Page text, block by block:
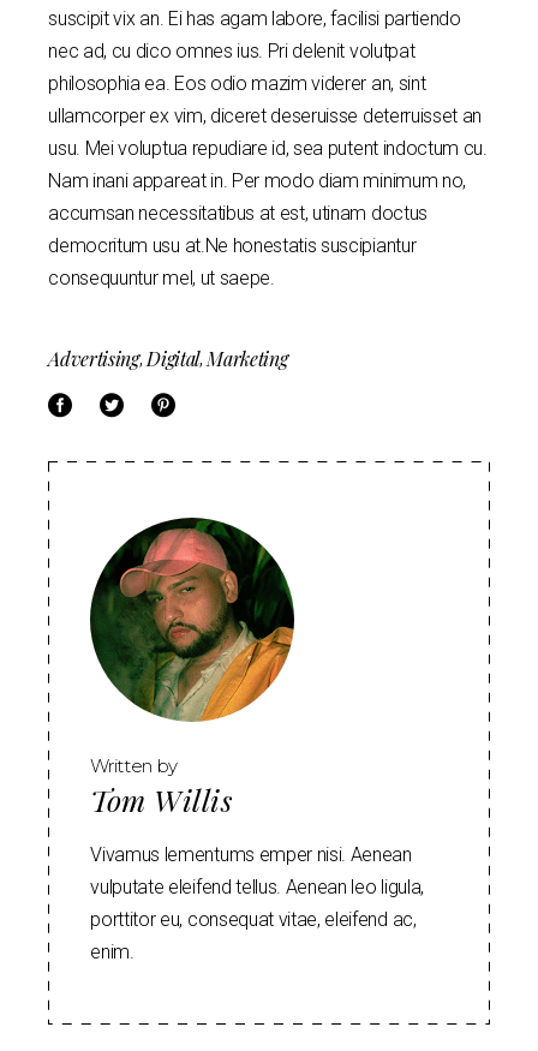
suscipit vix an. Ei has agam labore, facilisi partiendo
nec ad, cu dico omnes ius. Pri delenit volutpat
philosophia ea. Eos odio mazim viderer an, sint
ullamcorper ex vim, diceret deseruisse deterruisset an
usu. Mei voluptua repudiare id, sea putent indoctum cu.
Nam inani appareat in. Per modo diam minimum no,
accumsan necessitatibus at est, utinam doctus
democritum usu at.Ne honestatis suscipiantur
consequuntur mel, ut saepe.
Advertising, Digital, Marketing
Written by
Tom Willis
Vivamus lementums emper nisi. Aenean
vulputate eleifend tellus. Aenean leo ligula,
porttitor eu, consequat vitae, eleifend ac,
enim.